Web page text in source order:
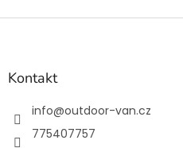
Z
Kontakt
info@outdoor-van.cz
775407757